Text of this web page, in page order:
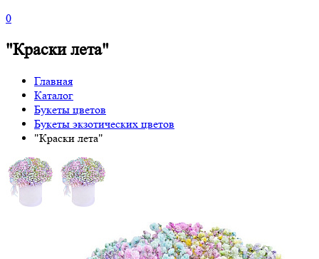
0
"Краски лета"
Главная
Каталог
Букеты цветов
Букеты экзотических цветов
"Краски лета"